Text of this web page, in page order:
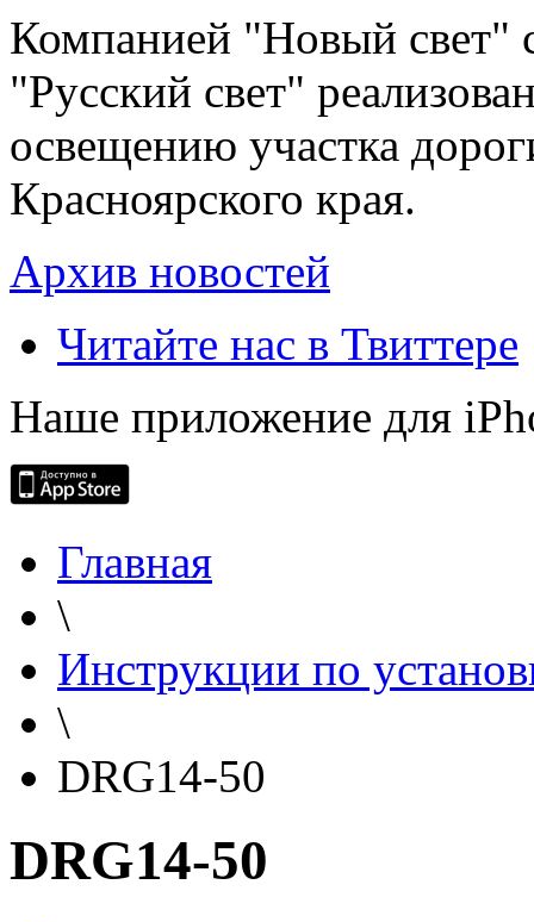
Компанией "Новый свет"
"Русский свет"
освещению участка
Красноярского края.
Архив новостей
Читайте нас в Твиттере
Наше приложение для
Главная
\
Инструкции по
\
DRG14-50
DRG14-50